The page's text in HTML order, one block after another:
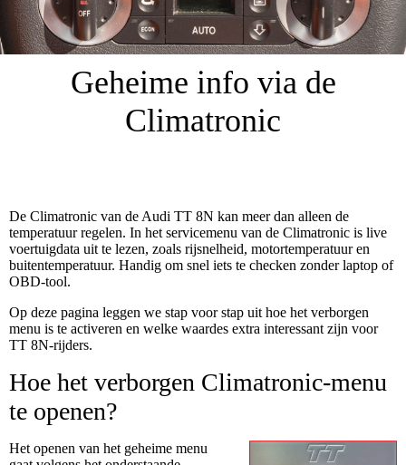
Geheime info via de
Climatronic
De Climatronic van de Audi TT 8N kan meer dan alleen de
temperatuur regelen. In het servicemenu van de Climatronic is live
voertuigdata uit te lezen, zoals rijsnelheid, motortemperatuur en
buitentemperatuur. Handig om snel iets te checken zonder laptop of
OBD-tool.
Op deze pagina leggen we stap voor stap uit hoe het verborgen
menu is te activeren en welke waardes extra interessant zijn voor
TT 8N-rijders.
Hoe het verborgen Climatronic-menu
te openen?
Het openen van het geheime menu